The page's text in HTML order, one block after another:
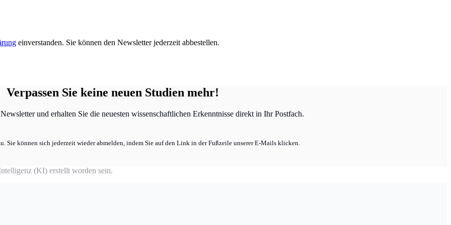
einverstanden. Sie können den Newsletter jederzeit abbestellen.
Verpassen Sie keine neuen Studien mehr!
und erhalten Sie die neuesten wissenschaftlichen Erkenntnisse direkt in Ihr Postfach.
Sie können sich jederzeit wieder abmelden, indem Sie auf den Link in der Fußzeile unserer E-Mails klicken.
(KI) erstellt worden sein.